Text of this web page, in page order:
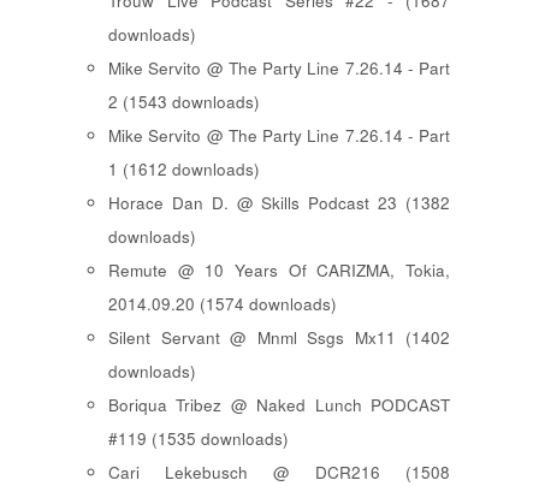
downloads)
Mike Servito @ The Party Line 7.26.14 - Part
2 (1543 downloads)
Mike Servito @ The Party Line 7.26.14 - Part
1 (1612 downloads)
Horace Dan D. @ Skills Podcast 23 (1382
downloads)
Remute @ 10 Years Of CARIZMA, Tokia,
2014.09.20 (1574 downloads)
Silent Servant @ Mnml Ssgs Mx11 (1402
downloads)
Boriqua Tribez @ Naked Lunch PODCAST
#119 (1535 downloads)
Cari Lekebusch @ DCR216 (1508